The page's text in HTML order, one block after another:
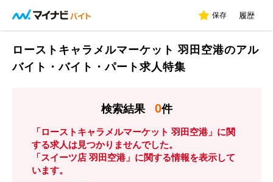
保存 履歴
ローストキャラメルマーケット 羽田空港のアル
バイト・バイト・パート求人特集
検索結果 0件
「ローストキャラメルマーケット 羽田空港」に関
する求人は見つかりませんでした。
「スイーツ店 羽田空港」に関する情報を表示して
います。